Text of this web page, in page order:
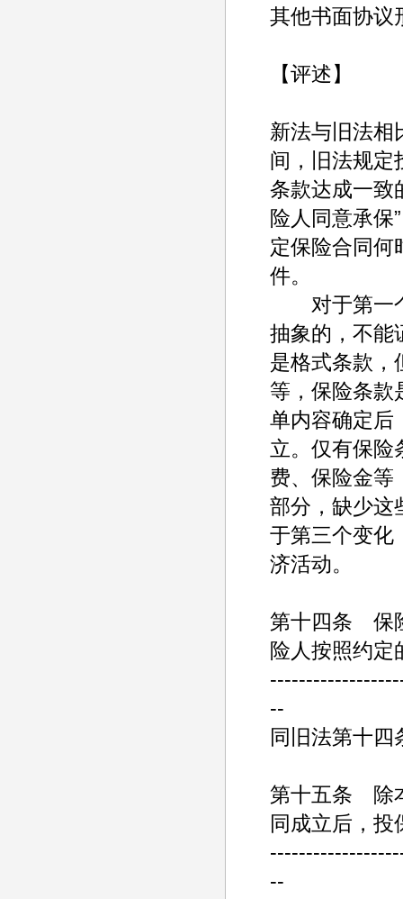
其他书面协议
【评述】
新法与旧法相
间，旧法规定
条款达成一致
险人同意承保
定保险合同何
件。
对于第一个
抽象的，不能
是格式条款，
等，保险条款
单内容确定后
立。仅有保险
费、保险金等
部分，缺少这
于第三个变化
济活动。
第十四条 保
险人按照约定
--
同旧法第十四
第十五条 除
同成立后，投
--